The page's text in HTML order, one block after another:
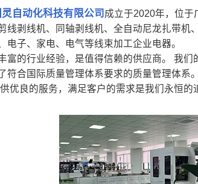
动化科技有限公司 成立于2020年，位于
线剥线机、同轴剥线机、全自动尼龙扎带
电子、家电、电气等线束加工企业电器。
的行业经验，是值得信赖的供应商。 我们
符合国际质量管理体系要求的质量管理体
优良的服务，满足客户的需求是我们永恒的